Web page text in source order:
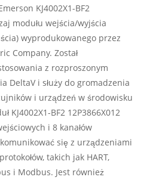
KJ4002X1-BF2
modułu wejścia/wyjścia
wyprodukowanego przez
Company. Został
z rozproszonym
DeltaV i służy do gromadzenia
i urządzeń w środowisku
KJ4002X1-BF2 12P3866X012
i 8 kanałów
się z urządzeniami
takich jak HART,
i Modbus. Jest również